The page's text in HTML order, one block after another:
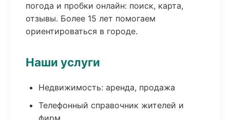
погода и пробки онлайн: поиск, карта,
отзывы. Более 15 лет помогаем
ориентироваться в городе.
Наши услуги
Недвижимость: аренда, продажа
Телефонный справочник жителей и
фирм